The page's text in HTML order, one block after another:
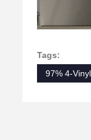
Tags:
97% 4-